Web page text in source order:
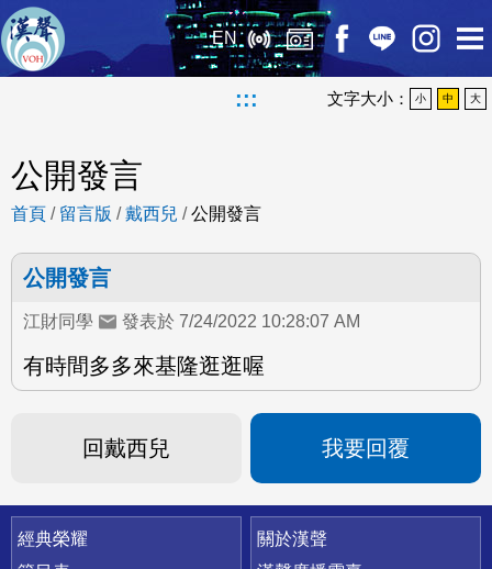
EN
::: 文字大小： 小 中 大
公開發言
首頁 / 留言版 /戴西兒 /公開發言
公開發言
江財同學 發表於 7/24/2022 10:28:07 AM
有時間多多來基隆逛逛喔
回戴西兒 我要回覆
快速連結
經典榮耀
關於漢聲